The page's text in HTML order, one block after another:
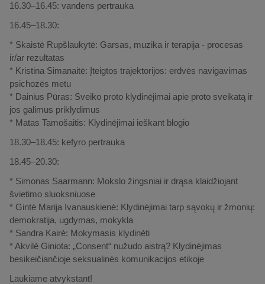
16.30–16.45: vandens pertrauka
16.45–18.30:
* Skaistė Rupšlaukytė: Garsas, muzika ir terapija - procesas
ir/ar rezultatas
* Kristina Simanaitė: Įteigtos trajektorijos: erdvės navigavimas
psichozės metu
* Dainius Pūras: Sveiko proto klydinėjimai apie proto sveikatą ir
jos galimus priklydimus
* Matas Tamošaitis: Klydinėjimai ieškant blogio
18.30–18.45: kefyro pertrauka
18.45–20.30:
* Simonas Saarmann: Mokslo žingsniai ir drąsa klaidžiojant
švietimo sluoksniuose
* Gintė Marija Ivanauskienė: Klydinėjimai tarp sąvokų ir žmonių:
demokratija, ugdymas, mokykla
* Sandra Kairė: Mokymasis klydinėti
* Akvilė Giniota: „Consent“ nužudo aistrą? Klydinėjimas
besikeičiančioje seksualinės komunikacijos etikoje
Laukiame atvykstant!